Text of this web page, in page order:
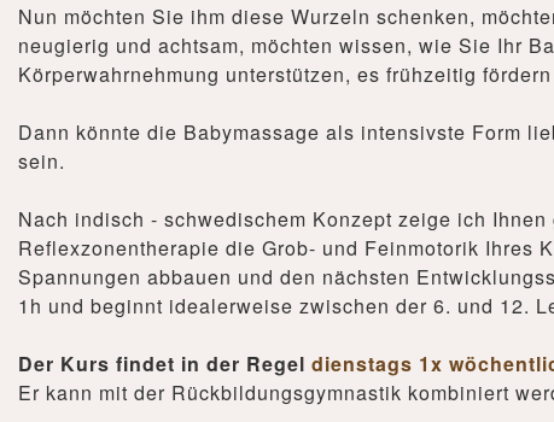
Nun möchten Sie ihm diese Wurzeln schenken,
neugierig und achtsam, möchten wissen, wie Sie Ihr
Körperwahrnehmung unterstützen, es frühzeitig
Dann könnte die Babymassage als intensivste Form
sein.
Nach indisch - schwedischem Konzept zeige ich
Reflexzonentherapie die Grob- und Feinmotorik Ihres
Spannungen abbauen und den nächsten
1h und beginnt idealerweise zwischen der 6. und 12.
Der Kurs findet in der Regel dienstags 1x
Er kann mit der Rückbildungsgymnastik kombiniert